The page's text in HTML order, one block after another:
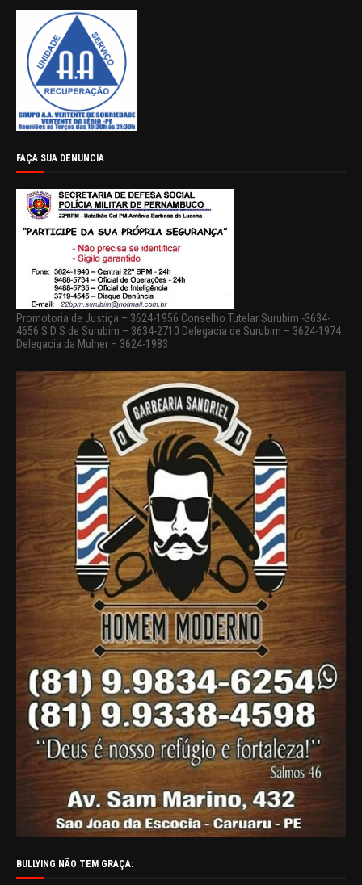
FAÇA SUA DENUNCIA
Promotoria de Justiça – 3624-1956 Conselho Tutelar Surubim -3634-
4656 S D S de Surubim – 3634-2710 Delegacia de Surubim – 3624-1974
Delegacia da Mulher – 3624-1983
BULLYING NÃO TEM GRAÇA: